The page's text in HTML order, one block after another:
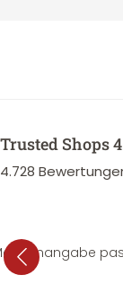
Trusted Shops
4.728